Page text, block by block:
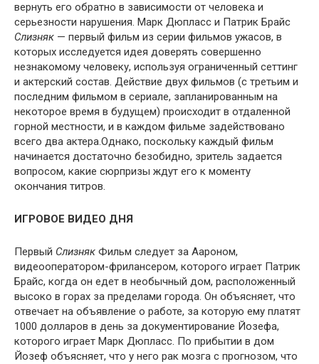
вернуть его обратно в зависимости от человека и
серьезности нарушения. Марк Дюпласс и Патрик Брайс
Слизняк — первый фильм из серии фильмов ужасов, в
которых исследуется идея доверять совершенно
незнакомому человеку, используя ограниченный сеттинг
и актерский состав. Действие двух фильмов (с третьим и
последним фильмом в сериале, запланированным на
некоторое время в будущем) происходит в отдаленной
горной местности, и в каждом фильме задействовано
всего два актера.Однако, поскольку каждый фильм
начинается достаточно безобидно, зритель задается
вопросом, какие сюрпризы ждут его к моменту
окончания титров.
ИГРОВОЕ ВИДЕО ДНЯ
Первый Слизняк Фильм следует за Аароном,
видеооператором-фрилансером, которого играет Патрик
Брайс, когда он едет в необычный дом, расположенный
высоко в горах за пределами города. Он объясняет, что
отвечает на объявление о работе, за которую ему платят
1000 долларов в день за документирование Йозефа,
которого играет Марк Дюпласс. По прибытии в дом
Йозеф объясняет, что у него рак мозга с прогнозом, что